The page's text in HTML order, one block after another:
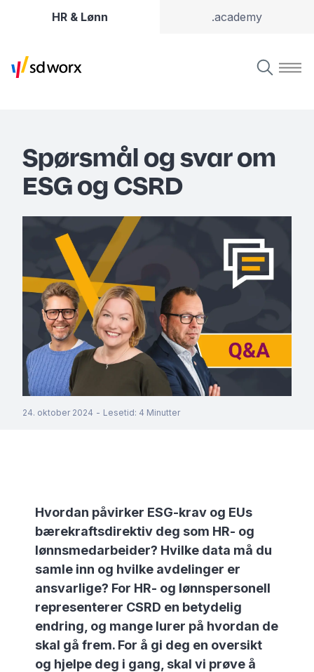
HR & Lønn .academy
Spørsmål og svar om
ESG og CSRD
24. oktober 2024 - Lesetid: 4 Minutter
Hvordan påvirker ESG-krav og EUs
bærekraftsdirektiv deg som HR- og
lønnsmedarbeider? Hvilke data må du
samle inn og hvilke avdelinger er
ansvarlige? For HR- og lønnspersonell
representerer CSRD en betydelig
endring, og mange lurer på hvordan de
skal gå frem. For å gi deg en oversikt
og hjelpe deg i gang, skal vi prøve å